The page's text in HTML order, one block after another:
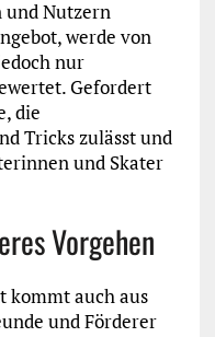
und Nutzern
werde von
nur
Gefordert
die
Tricks zulässt und
und Skater
Vorgehen
kommt auch aus
und Förderer